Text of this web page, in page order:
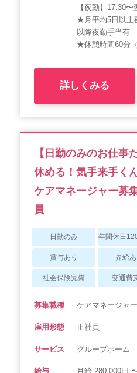
【夜勤】17:30〜
★月平均5日以上
以降夜勤手当有
★休憩時間60分（
詳しくみる
【日勤のみのお仕事
休める！気手来手く
ケアマネージャー募
員
日勤のみ 年間休日
賞与あり 昇給あ
社会保険完備 交通費
募集職種 ケアマネージャー
雇用形態 正社員
サービス グループホーム
給与 月給 280,000円